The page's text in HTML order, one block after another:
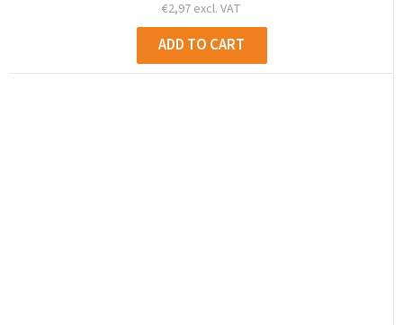
€2,97 excl. VAT
ADD TO CART